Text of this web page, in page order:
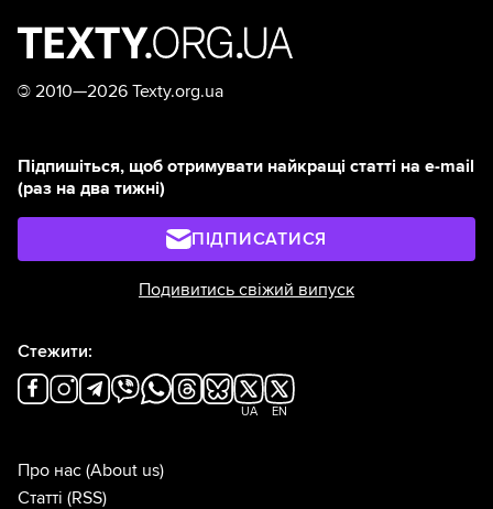
© 2010—2026 Texty.org.ua
Підпишіться, щоб отримувати найкращі статті на e-mail
(раз на два тижні)
ПІДПИСАТИСЯ
Подивитись свіжий випуск
Стежити:
UA EN
Про нас (About us)
Статті (RSS)